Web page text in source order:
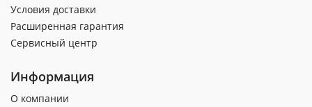
Условия доставки
Расширенная гарантия
Сервисный центр
Информация
О компании